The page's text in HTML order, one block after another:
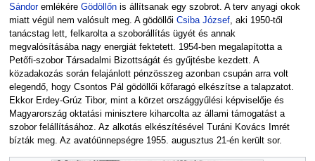
Sándoremlékére Gödöllőnis állítsanak egy szobrot. A terv anyagi okok
miatt végül nem valósult meg. A gödöllői Csiba József, aki 1950-től
tanácstag lett, felkarolta a szoborállítás ügyét és annak
megvalósításába nagy energiát fektetett. 1954-ben megalapította a
Petőfi-szobor Társadalmi Bizottságát és gyűjtésbe kezdett. A
közadakozás során felajánlott pénzösszeg azonban csupán arra volt
elegendő, hogy Csontos Pál gödöllői kőfaragó elkészítse a talapzatot.
Ekkor Erdey-Grúz Tibor, mint a körzet országgyűlési képviselője és
Magyarország oktatási minisztere kiharcolta az állami támogatást a
szobor felállításához. Az alkotás elkészítésével Turáni Kovács Imrét
bízták meg. Az avatóünnepségre 1955. augusztus 21-én került sor.